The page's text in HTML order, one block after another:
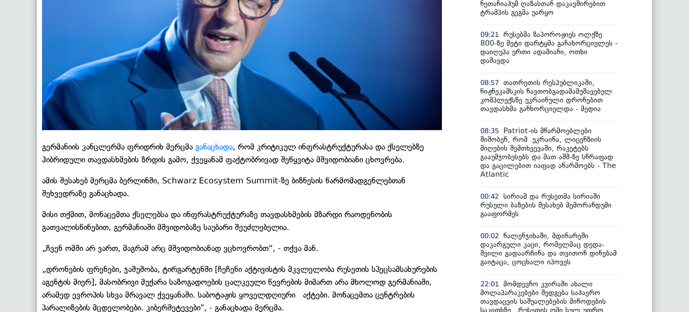
გერმანიის კანცლერმა ფრიდრიხ მერცმა განაცხადა, რომ კრიტიკულ ინფრასტრუქტურასა და ქსელებზე
ჰიბრიდული თავდასხმების ზრდის გამო, ქვეყანამ ფაქტობრივად შეწყვიტა მშვიდობიანი ცხოვრება.
ამის შესახებ მერცმა ბერლინში, Schwarz Ecosystem Summit-ზე ბიზნესის წარმომადგენლებთან
შეხვედრაზე განაცხადა.
მისი თქმით, მონაცემთა ქსელებსა და ინფრასტრუქტურაზე თავდასხმების მზარდი რაოდენობის
გათვალისწინებით, გერმანიაში მშვიდობაზე საუბარი შეუძლებელია.
„ჩვენ ომში არ ვართ, მაგრამ არც მშვიდობიანად ვცხოვრობთ“, - თქვა მან.
„დრონების ფრენები, ჯაშუშობა, ტირგარტენში [ჩეჩენი აქტივისტის მკვლელობა რუსეთის სპეცსამსახურების
აგენტის მიერ], მასობრივი მუქარა საზოგადოების ცალკეული წევრების მიმართ არა მხოლოდ გერმანიაში,
არამედ ევროპის სხვა მრავალ ქვეყანაში. საბოტაჟის ყოველდღიური აქტები. მონაცემთა ცენტრების
პარალიზების მცდელობები. კიბერშეტევები", - განაცხადა მერცმა.
ნეთანიაჰუმ ღაზასთან დაკავშირებით
ტრამპის გეგმა უარყო
09:21
რუსებმა ზაპოროჟიეს ოლქზე
800-ზე მეტი დარტყმა განახორციელეს -
დაიღუპა ერთი ადამიანი, ოთხი
დაშავდა
08:57 თათრეთის რესპუბლიკაში,
ნიჟნეკამსკის ნავთობგადამამუშავებელ
კომპლექსზე უკრაინული დრონებით
თავდასხმა განხორციელდა - მედია
08:35
Patriot-ის მწარმოებლები
შიშობენ, რომ უკრაინა, ლიცენზიის
მიღების შემთხვევაში, რაკეტებს
გააუმჯობესებს და მათ აშშ-ზე სწრაფად
და გაცილებით იაფად აწარმოებს - The
Atlantic
00:42
სირიამ და რუსეთმა სირიაში
რუსული ბაზების შესახებ მემორანდუმი
გააფორმეს
00:02
წალენჯიხაში, მდინარეში
დაკარგული კაცი, რომელმაც დედა-
შვილი გადაარჩინა და თვითონ დინებამ
გაიტაცა, ცოცხალი იპოვეს
22:01
მომდევნო კვირაში ახალი
მოლაპარაკებები შედგება საჰაერო
თავდაცვის საშუალებების მიწოდების
საკითხზე, რუსეთის ომი სულ უფრო